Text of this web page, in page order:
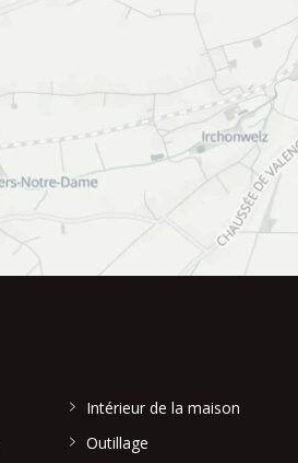
Intérieur de la maison
Outillage